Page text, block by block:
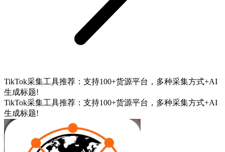
TikTok采集工具推荐：支持100+货源平台，多种采集方式+AI
生成标题!
TikTok采集工具推荐：支持100+货源平台，多种采集方式+AI
生成标题!